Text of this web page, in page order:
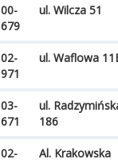
00-
679
ul. Wilcza 51
02-
971
ul. Waflowa
03-
671
ul.
186
02-
Al. Krakowska